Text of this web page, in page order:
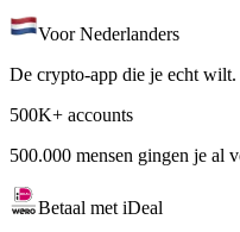
Voor Nederlanders
De crypto-app die je echt
500K+ accounts
500.000 mensen gingen je al
Betaal met iDeal